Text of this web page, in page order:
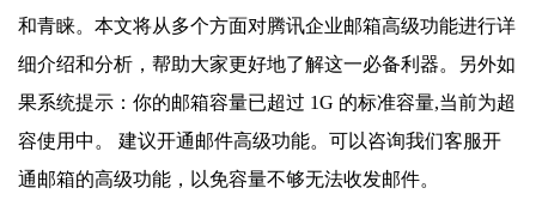
和青睐。本文将从多个方面对腾讯企业邮箱高级功能进行详
细介绍和分析，帮助大家更好地了解这一必备利器。另外如
果系统提示：你的邮箱容量已超过 1G 的标准容量,当前为超
容使用中。 建议开通邮件高级功能。可以咨询我们客服开
通邮箱的高级功能，以免容量不够无法收发邮件。